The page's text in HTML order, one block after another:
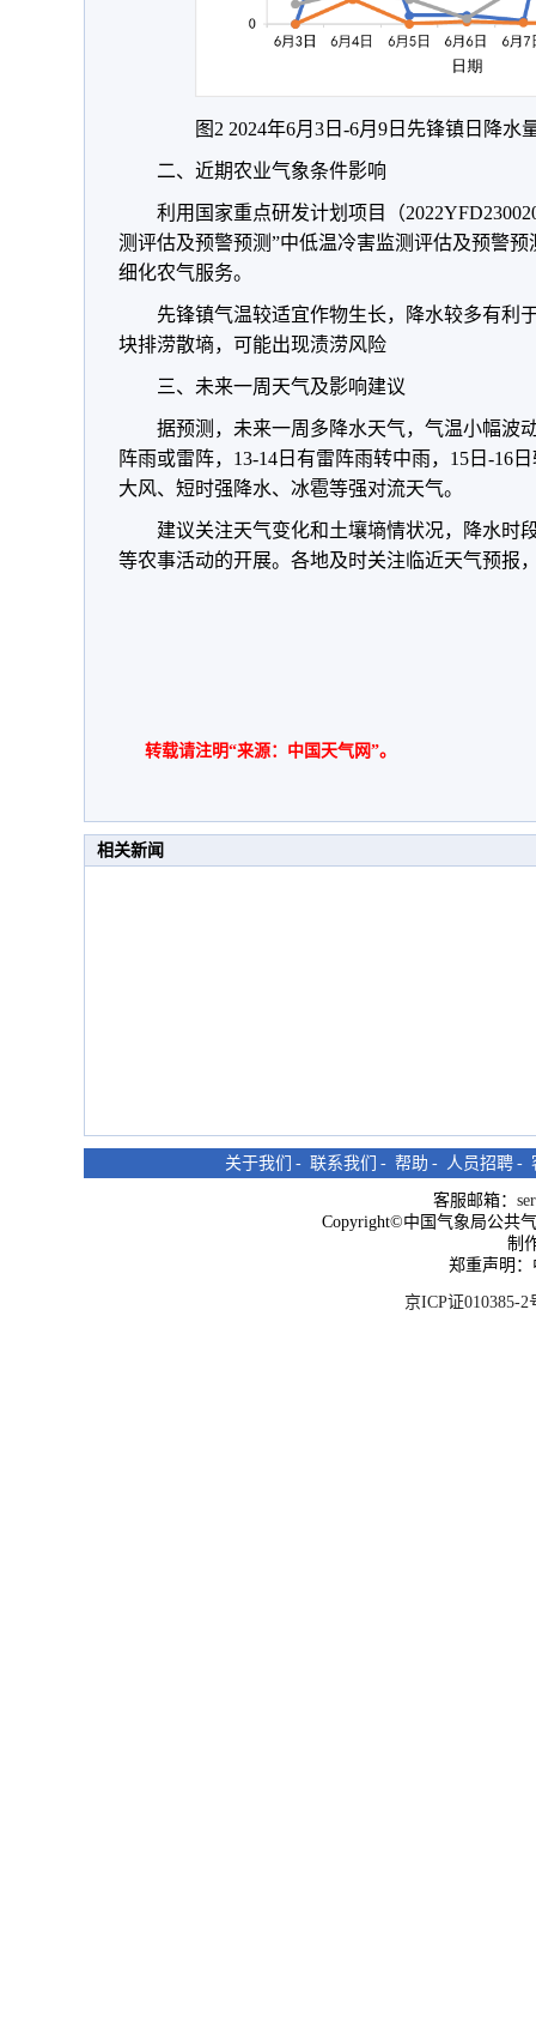
图2 2024年6月3日-6月9日先锋镇日降水
二、近期农业气象条件影响
利用国家重点研发计划项目（
测评估及预警预测”中低温冷害监测评估及预警
细化农气服务。
先锋镇气温较适宜作物生长，降水较多有利
块排涝散墒，可能出现渍涝风险
三、未来一周天气及影响建议
据预测，未来一周多降水天气，气温小幅波
阵雨或雷阵，13-14日有雷阵雨转中雨，15日-16
大风、短时强降水、冰雹等强对流天气。
建议关注天气变化和土壤墒情状况，降水时
等农事活动的开展。各地及时关注临近天气预报
转载请注明“来源：中国天气网”。
相关新闻
关于我们 - 联系我们 - 帮助 - 人员招聘 -
客服邮箱：
Copyright©中国气象局公共
制
郑重声明
京ICP证010385-2